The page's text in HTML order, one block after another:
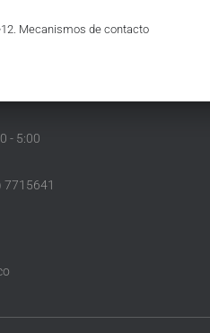
12. Mecanismos de contacto
- 5:00
7715641